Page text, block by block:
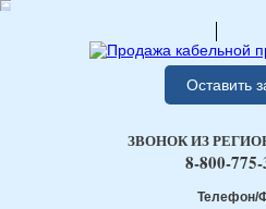
Оставить
Телефон/
ЗВОНОК ИЗ
8-800-